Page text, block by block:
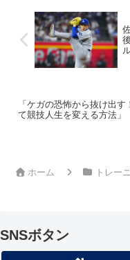
「ケガの恐怖から抜け出す
て競技人生を変える方法」
ホーム トレー
SNSボタン